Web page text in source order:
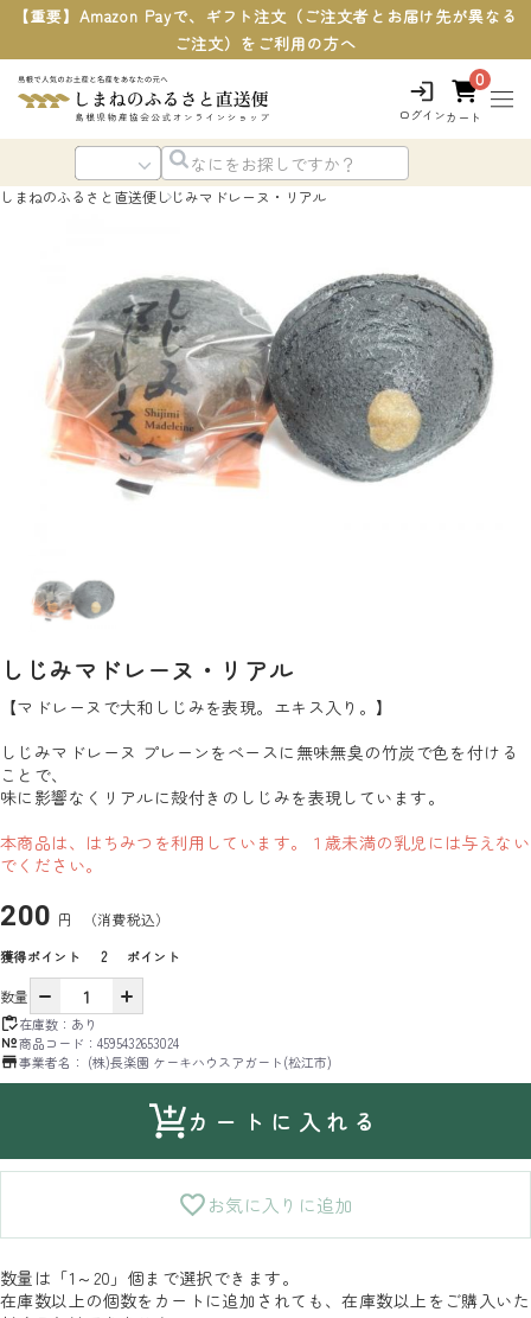
【重要】Amazon Payで、ギフト注文（ご注文者とお届け先が異なる
ご注文）をご利用の方へ
ログイン
0
カート
しまねのふるさと直送便しじみマドレーヌ・リアル
しじみマドレーヌ・リアル
【マドレーヌで大和しじみを表現。エキス入り。】
しじみマドレーヌ プレーンをベースに無味無臭の竹炭で色を付ける
ことで、
味に影響なくリアルに殻付きのしじみを表現しています。
本商品は、はちみつを利用しています。１歳未満の乳児には与えない
でください。
200 円 （消費税込）
獲得ポイント 2 ポイント
数量
在庫数： あり
商品コード： 4595432653024
事業者名： (株)長楽園 ケーキハウスアガート(松江市)
カートに入れる
お気に入りに追加
数量は「1～20」個まで選択できます。
在庫数以上の個数をカートに追加されても、在庫数以上をご購入いた